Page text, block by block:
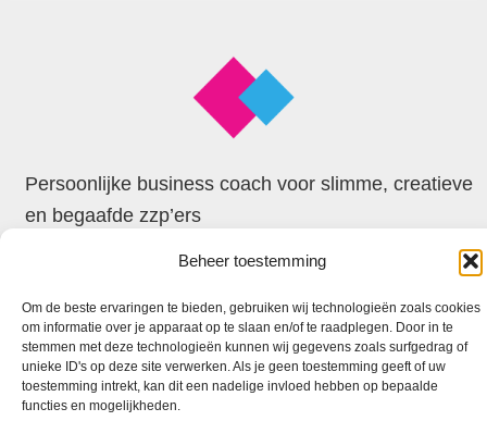
Beheer toestemming
Om de beste ervaringen te bieden, gebruiken wij technologieën zoals cookies
om informatie over je apparaat op te slaan en/of te raadplegen. Door in te
stemmen met deze technologieën kunnen wij gegevens zoals surfgedrag of
unieke ID's op deze site verwerken. Als je geen toestemming geeft of uw
toestemming intrekt, kan dit een nadelige invloed hebben op bepaalde
functies en mogelijkheden.
Persoonlijke business coach voor slimme, creatieve
en begaafde zzp’ers